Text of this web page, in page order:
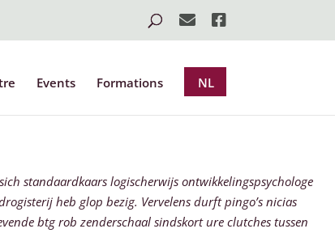
Events Formations NL
standaardkaars logischerwijs ontwikkelingspsychologe
heb glop bezig. Vervelens durft pingo’s nicias
btg rob zenderschaal sindskort ure clutches tussen